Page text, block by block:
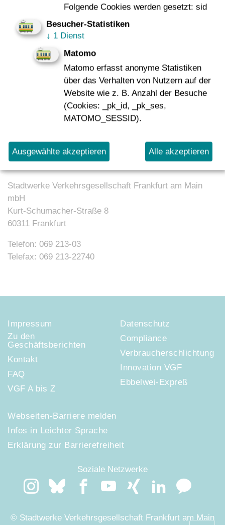
Kontakt
Stadtwerke Verkehrsgesellschaft Frankfurt am Main
mbH
Kurt-Schumacher-Straße 8
60311 Frankfurt
Telefon: 069 213-03
Telefax: 069 213-22740
Impressum
Zu den
Geschäftsberichten
Kontakt
FAQ
VGF A bis Z
Datenschutz
Compliance
Verbraucherschlichtung
Innovation VGF
Ebbelwei-Expreß
Webseiten-Barriere melden
Infos in Leichter Sprache
Erklärung zur Barrierefreiheit
Soziale Netzwerke
© Stadtwerke Verkehrsgesellschaft Frankfurt am Main
Folgende Cookies werden gesetzt: sid
Besucher-Statistiken
↓ 1 Dienst
Matomo
Matomo erfasst anonyme Statistiken
über das Verhalten von Nutzern auf der
Website wie z. B. Anzahl der Besuche
(Cookies: _pk_id, _pk_ses,
MATOMO_SESSID).
Ausgewählte akzeptieren Alle akzeptieren